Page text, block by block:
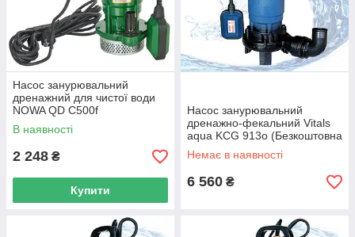
Насос занурювальний
дренажний для чистої води
NOWA QD C500f
В наявності
2 248 ₴
Купити
Насос занурювальний
дренажно-фекальний Vitals
aqua KCG 913o (Безкоштовна
доставка)
Немає в наявності
6 560 ₴